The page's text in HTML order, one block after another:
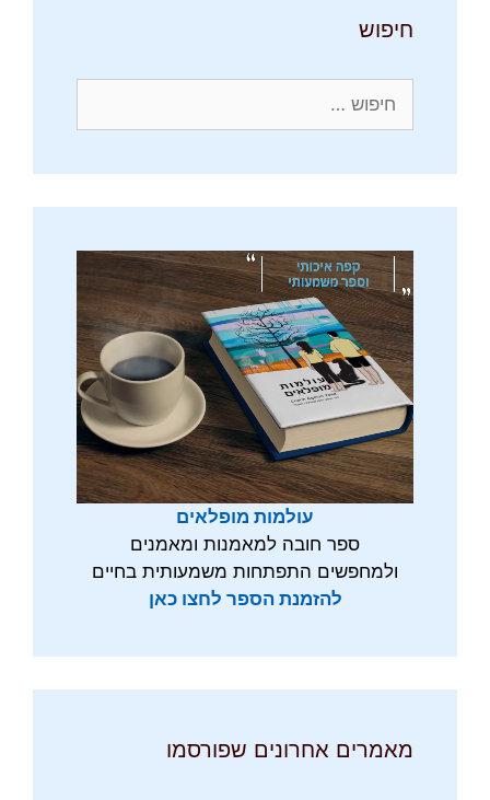
חיפוש
עולמות מופלאים
ספר חובה למאמנות ומאמנים
ולמחפשים התפתחות משמעותית בחיים
להזמנת הספר לחצו כאן
מאמרים אחרונים שפורסמו